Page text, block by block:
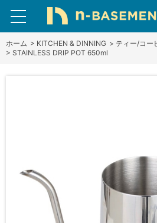
ホーム > KITCHEN & DINNING > ティー/コー
> STAINLESS DRIP POT 650ml